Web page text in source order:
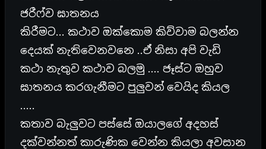
ජරීෆ්ව ඝාතනය
කිරීමට… කථාව ඔක්කොම කිව්වාම බලන්න
දෙයක් නැතිවෙනවනෙ ..ඒ නිසා අපි වැඩි
කථා නැතුව කථාව බලමු …. ජෑස්ට ඔහුව
ඝාතනය කරගැනීමට පුලුවන් වෙයිද කියල
…..
කතාව බැලුවට පස්සේ ඔයාලගේ අදහස්
දක්වන්නත් කාරුණික වෙන්න කියලා අවසාන